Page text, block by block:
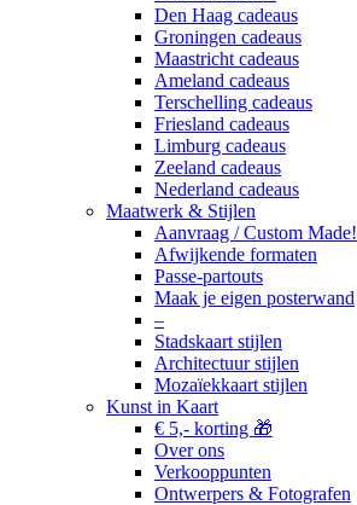
Den Haag cadeaus
Groningen cadeaus
Maastricht cadeaus
Ameland cadeaus
Terschelling cadeaus
Friesland cadeaus
Limburg cadeaus
Zeeland cadeaus
Nederland cadeaus
Maatwerk & Stijlen
Aanvraag / Custom Made!
Afwijkende formaten
Passe-partouts
Maak je eigen posterwand
–
Stadskaart stijlen
Architectuur stijlen
Mozaïekkaart stijlen
Kunst in Kaart
€ 5,- korting 🎁
Over ons
Verkooppunten
Ontwerpers & Fotografen